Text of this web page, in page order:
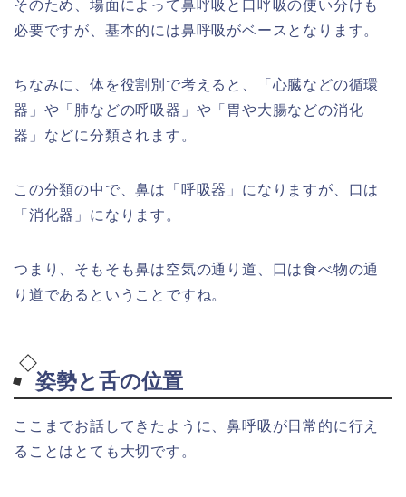
そのため、場面によって鼻呼吸と口呼吸の使い分けも
必要ですが、基本的には鼻呼吸がベースとなります。
ちなみに、体を役割別で考えると、「心臓などの循環
器」や「肺などの呼吸器」や「胃や大腸などの消化
器」などに分類されます。
この分類の中で、鼻は「呼吸器」になりますが、口は
「消化器」になります。
つまり、そもそも鼻は空気の通り道、口は食べ物の通
り道であるということですね。
姿勢と舌の位置
ここまでお話してきたように、鼻呼吸が日常的に行え
ることはとても大切です。